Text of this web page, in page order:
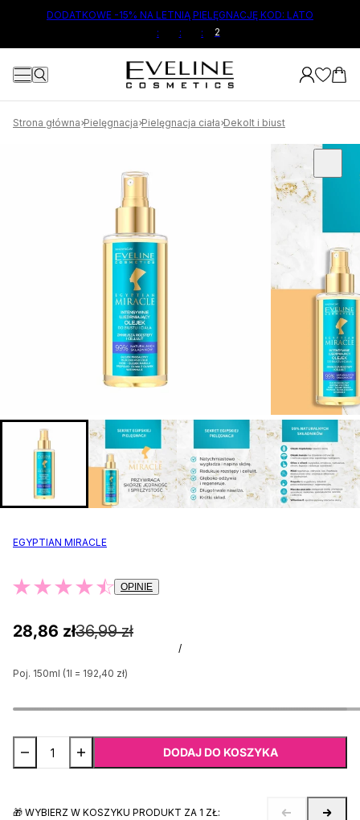
TREŚCI
DODATKOWE -15% NA LETNIĄ PIELĘGNACJĘ KOD: LATO
:
: :
Strona główna Pielęgnacja Pielęgnacja ciała Dekolt i biust
EGYPTIAN MIRACLE
OPINIE
28,86 zł36,99 zł
/
Poj. 150ml (1l = 192,40 zł)
DODAJ DO KOSZYKA
🎁 WYBIERZ W KOSZYKU PRODUKT ZA 1 ZŁ: